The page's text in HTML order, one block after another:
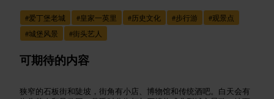
#爱丁堡老城 #皇家一英里 #历史文化 #步行游 #观景点
#城堡风景 #街头艺人
可期待的内容
狭窄的石板街和陡坡，街角有小店、博物馆和传统酒吧。白天会有